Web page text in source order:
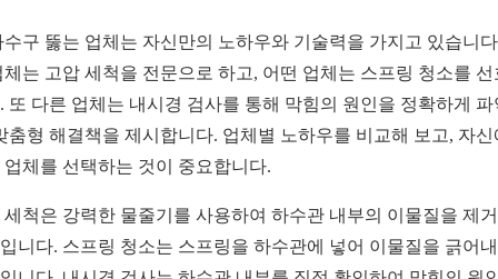
수구 뚫는 업체는 자신만의 노하우와 기술력을 가지고 있습니
체는 고압 세척을 전문으로 하고, 어떤 업체는 스프링 청소를 선
또 다른 업체는 내시경 검사를 통해 막힘의 원인을 정확하게 파
춤형 해결책을 제시합니다. 업체별 노하우를 비교해 보고, 자신
업체를 선택하는 것이 중요합니다.
세척은 강력한 물줄기를 사용하여 하수관 내부의 이물질을 제
니다. 스프링 청소는 스프링을 하수관에 넣어 이물질을 긁어